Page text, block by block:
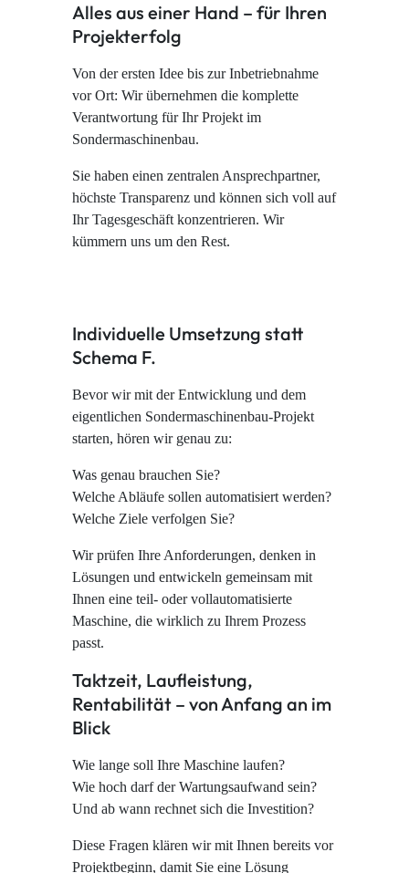
Alles aus einer Hand – für Ihren
Projekterfolg
Von der ersten Idee bis zur Inbetriebnahme
vor Ort: Wir übernehmen die komplette
Verantwortung für Ihr Projekt im
Sondermaschinenbau.
Sie haben einen zentralen Ansprechpartner,
höchste Transparenz und können sich voll auf
Ihr Tagesgeschäft konzentrieren. Wir
kümmern uns um den Rest.
Individuelle Umsetzung statt
Schema F.
Bevor wir mit der Entwicklung und dem
eigentlichen Sondermaschinenbau-Projekt
starten, hören wir genau zu:
Was genau brauchen Sie?
Welche Abläufe sollen automatisiert werden?
Welche Ziele verfolgen Sie?
Wir prüfen Ihre Anforderungen, denken in
Lösungen und entwickeln gemeinsam mit
Ihnen eine teil- oder vollautomatisierte
Maschine, die wirklich zu Ihrem Prozess
passt.
Taktzeit, Laufleistung,
Rentabilität – von Anfang an im
Blick
Wie lange soll Ihre Maschine laufen?
Wie hoch darf der Wartungsaufwand sein?
Und ab wann rechnet sich die Investition?
Diese Fragen klären wir mit Ihnen bereits vor
Projektbeginn, damit Sie eine Lösung